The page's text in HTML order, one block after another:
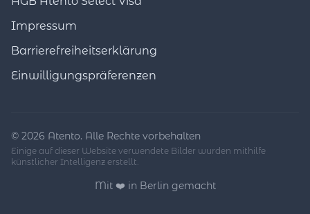
Impressum
Barrierefreiheitserklärung
Einwilligungspräferenzen
© 2026 Atento. Alle Rechte vorbehalten
Einige auf dieser Website verwendete Bilder wurden mithilfe
künstlicher Intelligenz erstellt.
Mit ❤️ in Berlin gemacht